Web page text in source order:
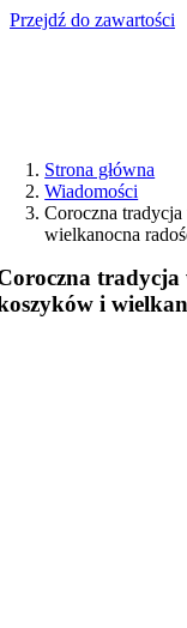
Przejdź do zawartości
Strona główna
Wiadomości
Coroczna
wielkanocna
tradycja
i